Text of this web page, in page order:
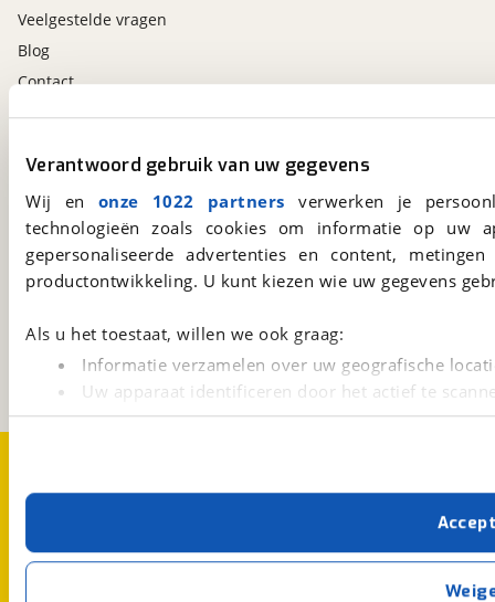
Verantwoord gebruik van uw gegevens
Wij en onze 1022 partners verwerken je
technologieën zoals cookies om informatie op
gepersonaliseerde advertenties en content,
productontwikkeling. U kunt kiezen wie uw gegevens
Als u het toestaat, willen we ook graag:
Informatie verzamelen over uw geografische
Uw apparaat identificeren door het actief te
Lees meer over hoe uw persoonlijke gegevens worden
Met cookies en vergelijkbare technieken zorgen we
cookies zorgen ervoor dat de website goed werkt.
verbeteren. We tonen je graag relevante advertenties
buiten onze website volgt – uiteraard op
Veelgestelde vragen
Blog
Contact
viaBOVAG.nl
3981 AJBunnik
Een initiatief van
Altijd het meest recente aanbod bij de hand.
Download 'm nu.